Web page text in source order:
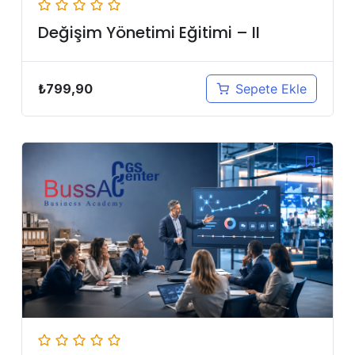
Değişim Yönetimi Eğitimi – II
₺799,90 Sepete Ekle